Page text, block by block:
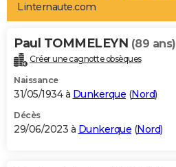
Art de vivre
Bien-être
Loisirs
Mode
Modes de vie
Alimentation
Guide de la santé
Maladies
Médicaments
Sommeil
VOYAGE
Destinations
City break
Voyage nature
Voyage de noces
Forum
Climat
+PHOTO
GUIDES D'ACHAT
BONS PLANS
Linternaute.com
Paul TOMMELEYN (89 ans)
Créer une cagnotte obsèques
Naissance
31/05/1934 à Dunkerque (Nord)
Décès
29/06/2023 à Dunkerque (Nord)